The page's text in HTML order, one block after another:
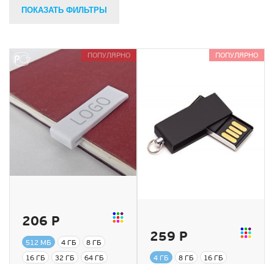
ПОКАЗАТЬ ФИЛЬТРЫ
ПОПУЛЯРНО
206 Р
512 МБ 4 ГБ
8 ГБ
16 ГБ
32 ГБ
64 ГБ
ПОПУЛЯРНО
259 Р
4 ГБ 8 ГБ
16 ГБ